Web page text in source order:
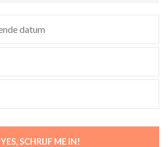
YES, SCHRIJF ME IN!